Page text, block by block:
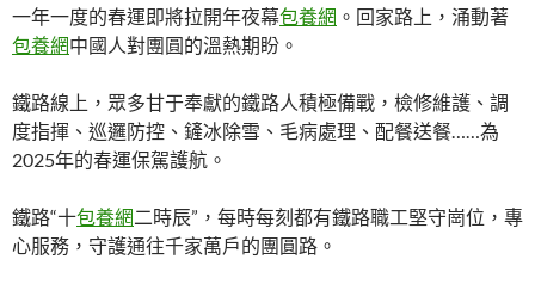
一年一度的春運即將拉開年夜幕包養網 。回家路上，涌動著
包養網中國人對團圓的溫熱期盼。
鐵路線上，眾多甘于奉獻的鐵路人積極備戰，檢修維護、調
度指揮、巡邏防控、鏟冰除雪、毛病處理、配餐送餐……為
2025年的春運保駕護航。
鐵路“十包養網二時辰”，每時每刻都有鐵路職工堅守崗位，專
心服務，守護通往千家萬戶的團圓路。